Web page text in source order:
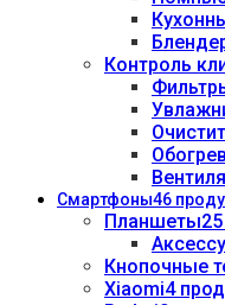
Контроль
Смартфоны46
Планшеты
Кнопочные
Xiaomi4